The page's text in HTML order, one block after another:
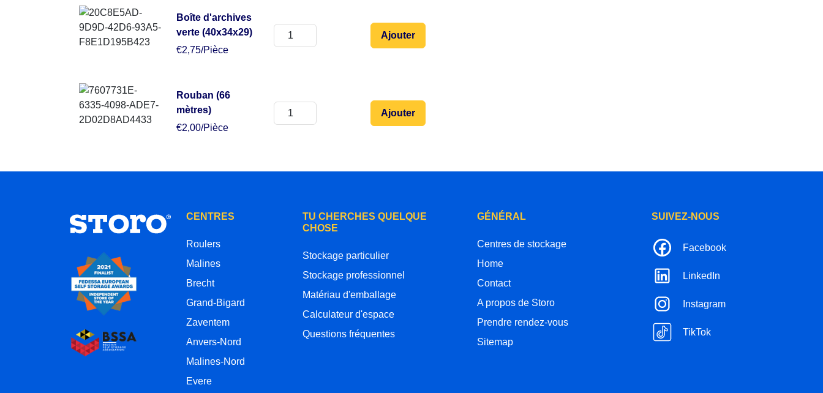
Boîte d'archives
verte (40x34x29)
€2,75/Pièce
Ajouter
Rouban (66
mètres)
€2,00/Pièce
Ajouter
CENTRES
Roulers
Malines
Brecht
Grand-Bigard
Zaventem
Anvers-Nord
Malines-Nord
Evere
TU CHERCHES QUELQUE
CHOSE
Stockage particulier
Stockage professionnel
Matériau d'emballage
Calculateur d'espace
Questions fréquentes
GÉNÉRAL
Centres de stockage
Home
Contact
A propos de Storo
Prendre rendez-vous
Sitemap
SUIVEZ-NOUS
Facebook
LinkedIn
Instagram
TikTok